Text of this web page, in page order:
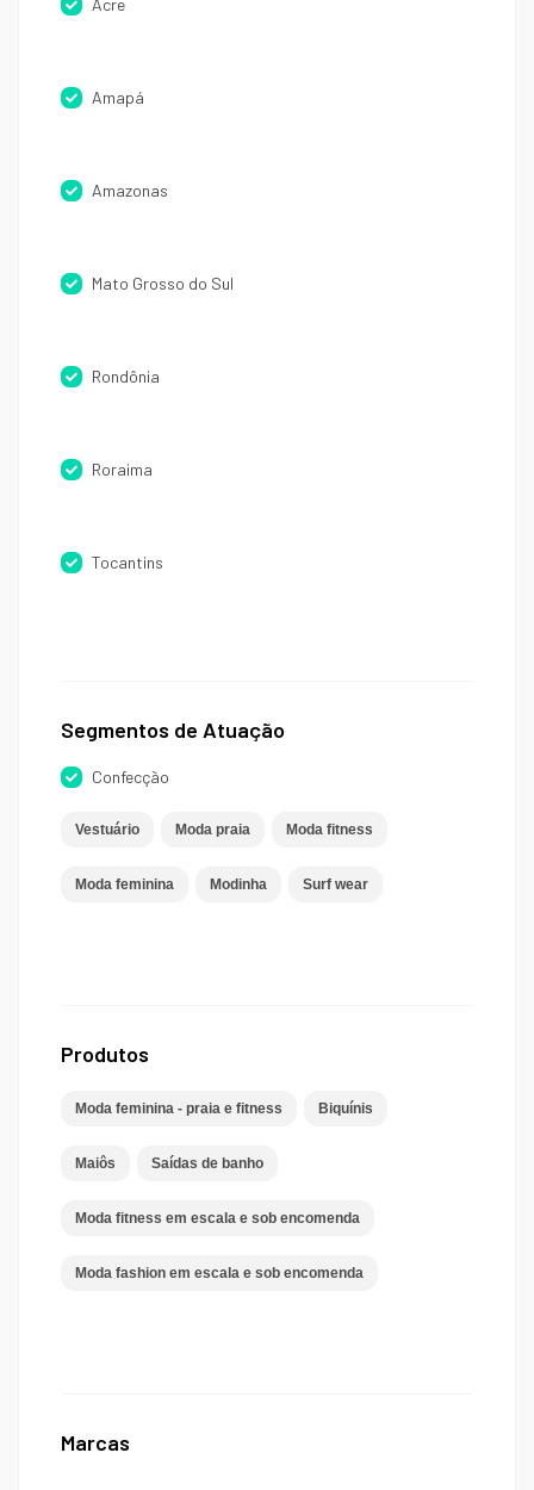
Acre
Amapá
Amazonas
Mato Grosso do Sul
Rondônia
Roraima
Tocantins
Segmentos de Atuação
Confecção
Vestuário Moda praia Moda fitness
Moda feminina Modinha Surf wear
Produtos
Moda feminina - praia e fitness Biquínis
Maiôs Saídas de banho
Moda fitness em escala e sob encomenda
Moda fashion em escala e sob encomenda
Marcas